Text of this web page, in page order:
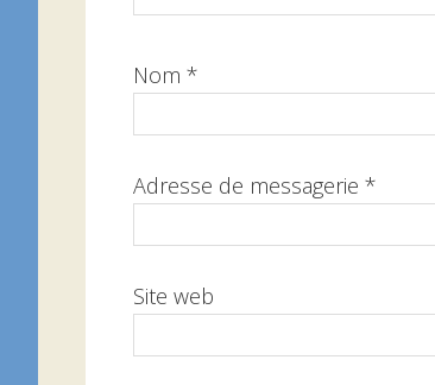
Nom *
Adresse de messagerie *
Site web